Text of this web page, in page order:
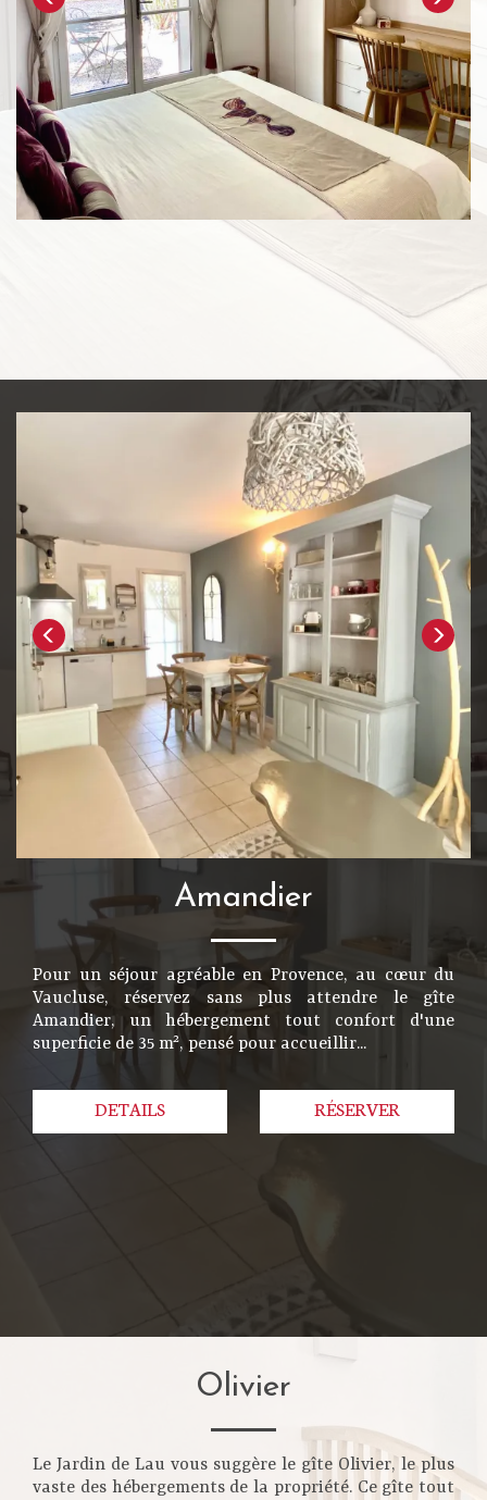
Amandier
Pour un séjour agréable en Provence, au cœur du
Vaucluse, réservez sans plus attendre le gîte
Amandier, un hébergement tout confort d'une
superficie de 35 m², pensé pour accueillir...
DETAILS RÉSERVER
Olivier
Le Jardin de Lau vous suggère le gîte Olivier, le plus
vaste des hébergements de la propriété. Ce gîte tout